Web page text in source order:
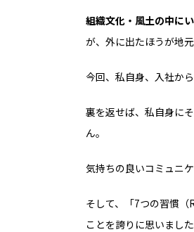
組織文化・風土の中に
が、外に出たほうが地
今回、私自身、入社から
裏を返せば、 私自身に
ん。
気持ちの良いコミュニ
そして、 「7つの習慣
ことを誇りに思いました